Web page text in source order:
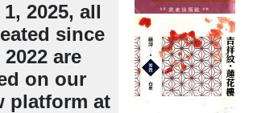
2025, all
since
are
on our
platform at